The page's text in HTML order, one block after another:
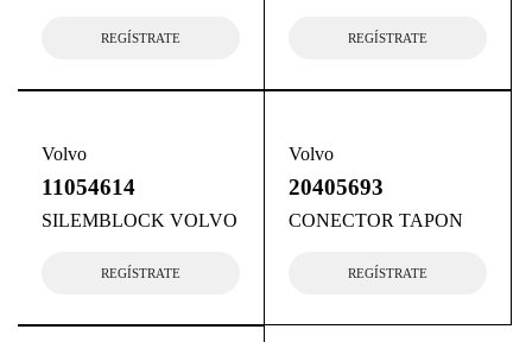
REGÍSTRATE REGÍSTRATE
Volvo
11054614
SILEMBLOCK VOLVO
REGÍSTRATE
Volvo
20405693
CONECTOR TAPON
REGÍSTRATE